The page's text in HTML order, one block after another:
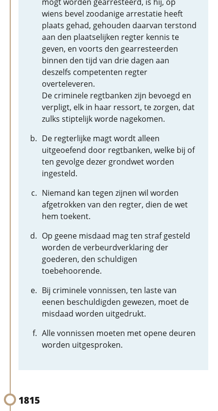
wiens bevel zoodanige arrestatie heeft
plaats gehad, gehouden daarvan terstond
aan den plaatselijken regter kennis te
geven, en voorts den gearresteerden
binnen den tijd van drie dagen aan
deszelfs competenten regter
overteleveren.
De criminele regtbanken zijn bevoegd en
verpligt, elk in haar ressort, te zorgen, dat
zulks stiptelijk worde nagekomen.
De regterlijke magt wordt alleen
uitgeoefend door regtbanken, welke bij of
ten gevolge dezer grondwet worden
ingesteld.
Niemand kan tegen zijnen wil worden
afgetrokken van den regter, dien de wet
hem toekent.
Op geene misdaad mag ten straf gesteld
worden de verbeurdverklaring der
goederen, den schuldigen
toebehoorende.
Bij criminele vonnissen, ten laste van
eenen beschuldigden gewezen, moet de
misdaad worden uitgedrukt.
Alle vonnissen moeten met opene deuren
worden uitgesproken.
1815